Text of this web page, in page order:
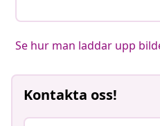
Se hur man laddar upp
Kontakta oss!